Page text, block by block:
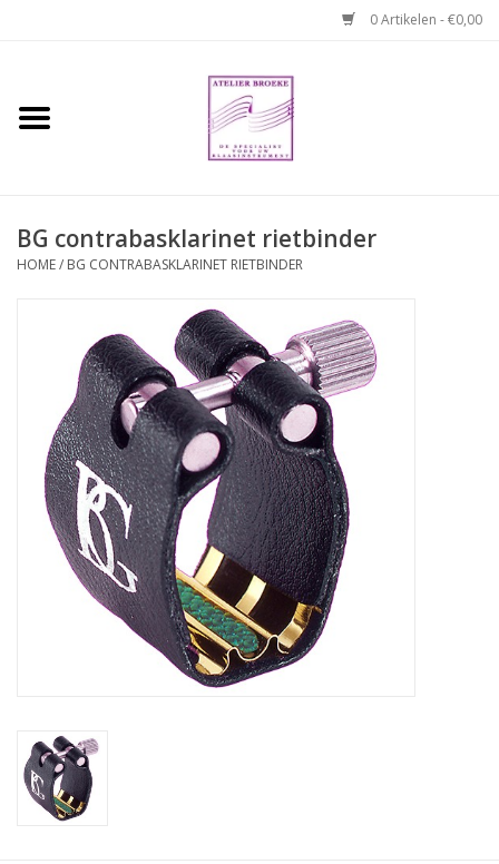
0 Artikelen - €0,00
Home
Reparaties en
Webshop
Verhuur hobo's
Merken
BG contrabasklarinet rietbinder
HOME/ BG CONTRABASKLARINET RIETBINDER